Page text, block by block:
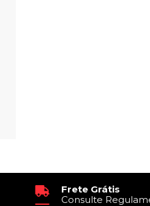
Frete Grátis
Consulte